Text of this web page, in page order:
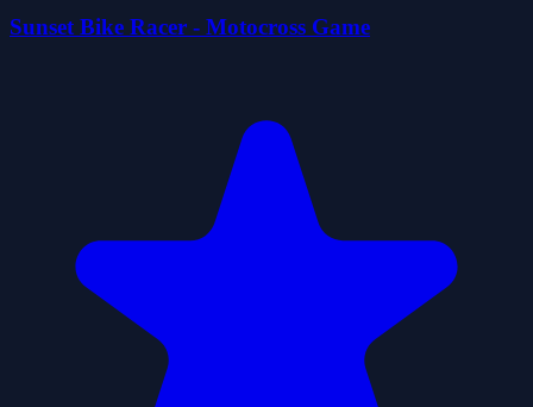
Sunset Bike Racer - Motocross Game